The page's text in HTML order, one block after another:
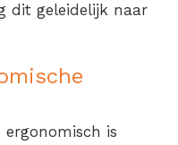
dit geleidelijk naar
is